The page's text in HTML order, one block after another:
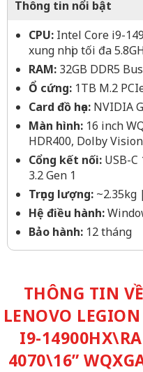
Thông tin nổi bật
CPU: Intel Core i9-
xung nhịp tối đa
RAM: 32GB DDR5
Ổ cứng: 1TB M.2
Card đồ họa: NVIDIA
Màn hình: 16 inch
HDR400, Dolby
Cổng kết nối: USB-C
3.2 Gen 1
Trọng lượng: ~2.35kg |
Hệ điều hành:
Bảo hành: 12 tháng
THÔNG TIN
LENOVO
I9-
4070\16”